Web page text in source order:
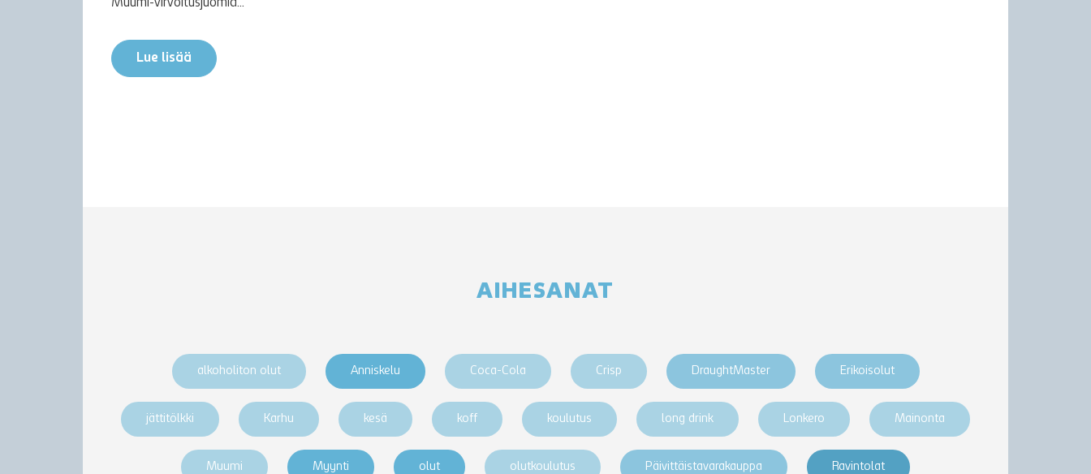
Muumi-virvoitusjuomia...
Lue lisää
AIHESANAT
alkoholiton olut Anniskelu Coca-Cola Crisp DraughtMaster Erikoisolut
jättitölkki Karhu kesä koff koulutus long drink Lonkero Mainonta
Muumi Myynti olut olutkoulutus Päivittäistavarakauppa Ravintolat